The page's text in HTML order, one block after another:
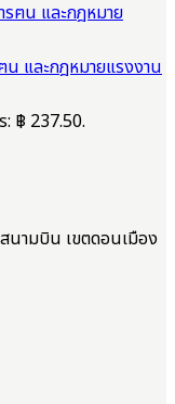
และกฎหมายแรงงาน
฿ 237.50.
นามบิน เขตดอนเมือง